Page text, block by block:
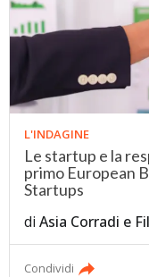
L'INDAGINE
Le startup e la
primo European
Startups
diAsia Corradi e
Condividi